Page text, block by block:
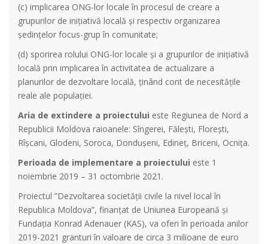
(c) implicarea ONG-lor locale în procesul de creare a
grupurilor de inițiativă locală și respectiv organizarea
ședințelor focus-grup în comunitate;
(d) sporirea rolului ONG-lor locale și a grupurilor de inițiativă
locală prin implicarea în activitatea de actualizare a
planurilor de dezvoltare locală, ținând cont de necesitățile
reale ale populației.
Aria de extindere a proiectului este Regiunea de Nord a
Republicii Moldova raioanele: Sîngerei, Făleşti, Florești,
Rîşcani, Glodeni, Soroca, Dondușeni, Edineț, Briceni, Ocnița.
Perioada de implementare a proiectului este 1
noiembrie 2019 – 31 octombrie 2021.
Proiectul ”Dezvoltarea societății civile la nivel local în
Republica Moldova”, finanțat de Uniunea Europeană și
Fundația Konrad Adenauer (KAS), va oferi în perioada anilor
2019-2021 granturi în valoare de circa 3 milioane de euro